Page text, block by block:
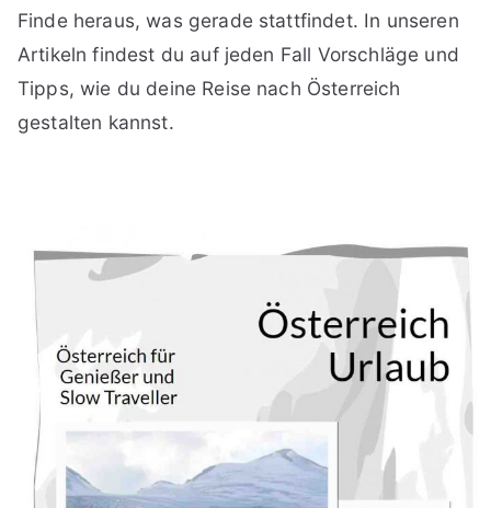
Finde heraus, was gerade stattfindet. In unseren
Artikeln findest du auf jeden Fall Vorschläge und
Tipps, wie du deine Reise nach Österreich
gestalten kannst.